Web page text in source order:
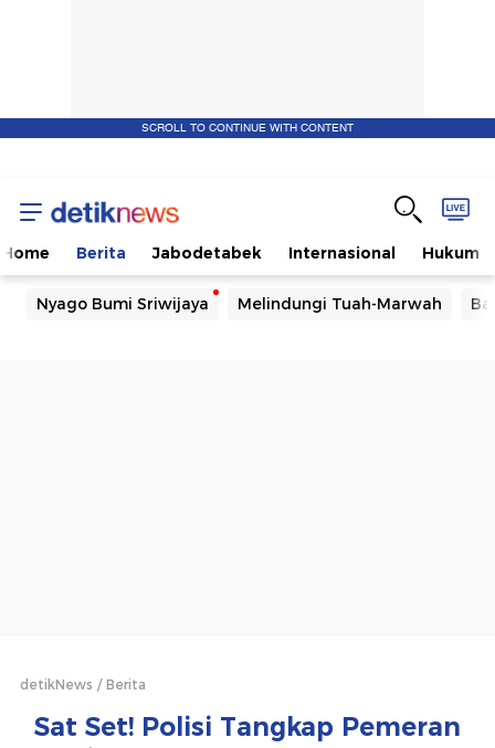
SCROLL TO CONTINUE WITH CONTENT
Home Berita Jabodetabek Internasional Hukum
Nyago Bumi Sriwijaya Melindungi Tuah-Marwah
detikNews Berita
Sat Set! Polisi Tangkap Pemeran